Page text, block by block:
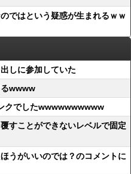
ではという疑惑が生まれるｗｗ
しに参加していた
るwwww
クでしたwwwwwwwwww
すことができないレベルで固定
うがいいのでは？のコメントに